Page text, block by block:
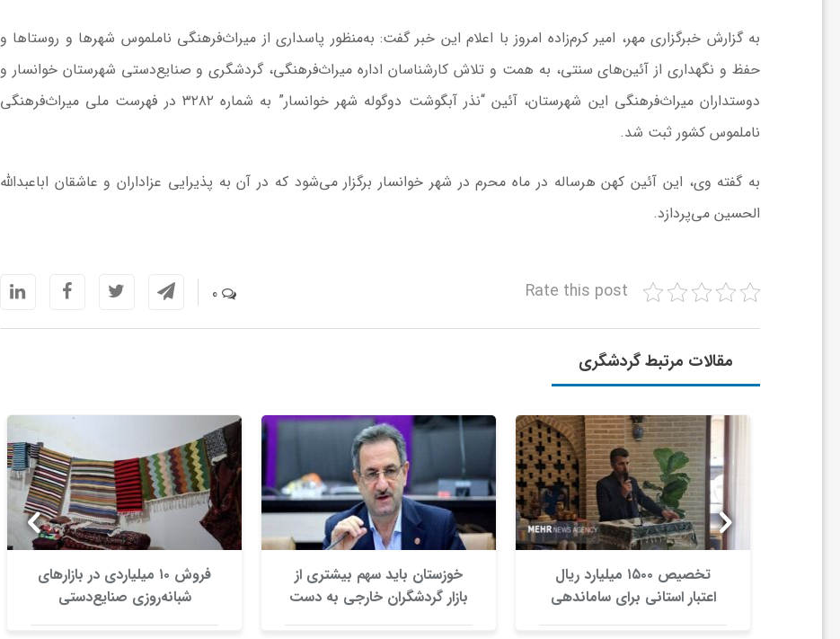
به گزارش خبرگزاری مهر، امیر کرم‌زاده امروز با اعلام این خبر گفت: به‌منظور پاسداری از میراث‌فرهنگی ناملموس شهرها و روستاها و
حفظ و نگهداری از آئین‌های سنتی، به همت و تلاش کارشناسان اداره میراث‌فرهنگی، گردشگری و صنایع‌دستی شهرستان خوانسار و
دوستداران میراث‌فرهنگی این شهرستان، آئین “نذر آبگوشت دوگوله
شهر خوانسار” به شماره ۳۲۸۲ در فهرست ملی میراث‌فرهنگی
ناملموس کشور ثبت شد.
به گفته وی، این آئین کهن هرساله در ماه محرم در شهر خوانسار برگزار می‌شود که در آن به پذیرایی عزاداران و عاشقان اباعبدالله
الحسین می‌پردازد.
Rate this post
0
مقالات مرتبط گردشگری
تخصیص ۱۵۰۰ میلیارد ریال
اعتبار استانی برای ساماندهی
بافت قدیم دزفول
خوزستان باید سهم بیشتری از
بازار گردشگران خارجی به دست
آورد
فروش ۱۰ میلیاردی در بازارهای
شبانه‌روزی صنایع‌دستی